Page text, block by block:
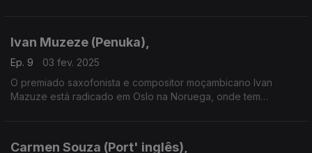
Ivan Muzeze (Penuka),
Ep. 9
03 fev. 2025
O premiado saxofonista e compositor moçambicano Ivan
Mazuze está radicado em Oslo na Noruega, onde tem
Carmen Souza (Port' inglês),